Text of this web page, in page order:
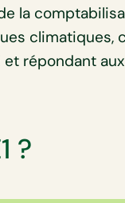
la
climatiques,
répondant
?